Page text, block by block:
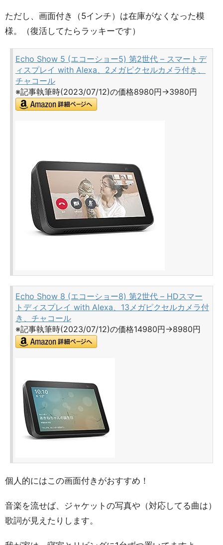
ただし、画面付き（5インチ）は在庫がなくなった模
様。（復活してたらラッキーです）
Echo Show 5 (エコーショー5) 第2世代 – スマートデ
ィスプレイ with Alexa、2メガピクセルカメラ付き、
チャコール
※記事執筆時(2023/07/12)の価格8980円→3980円
Echo Show 8 (エコーショー8) 第2世代 – HDスマー
トディスプレイ with Alexa、13メガピクセルカメラ付
き、チャコール
※記事執筆時(2023/07/12)の価格14980円→8980円
個人的にはこの画面付きがおすすめ！
音楽を流せば、ジャケットの写真や（対応してる曲は）
歌詞が見えたりします。